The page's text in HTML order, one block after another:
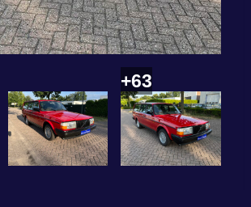
+63